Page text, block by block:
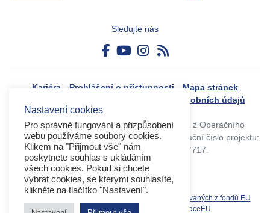
Sledujte nás
Kariéra Prohlášení o přístupnosti
Mapa stránek
Zásady ochrany osobních údajů
Tvorba webového portálu byla financovaná z Operačního
programu Výzkum, vývoj a vzdělávání. Registrační číslo projektu:
CZ.02.4.125/0.0/0.0/17_045/0017717.
Databáze produktů spolufinancovaných z fondů EU
OPVVV
EK MS2021+ DotaceEU
Nastavení cookies
Pro správné fungování a přizpůsobení
webu používáme soubory cookies.
Klikem na "Přijmout vše" nám
poskytnete souhlas s ukládáním
všech cookies. Pokud si chcete
vybrat cookies, se kterými souhlasíte,
klikněte na tlačítko "Nastavení".